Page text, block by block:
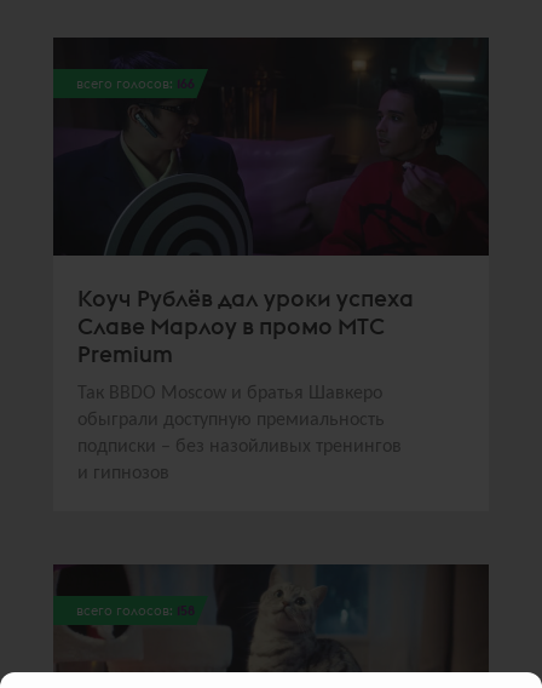
всего голосов: 166
Коуч Рублёв дал уроки успеха
Славе Марлоу в промо МТС
Premium
Так BBDO Moscow и братья Шавкеро
обыграли доступную премиальность
подписки – без назойливых тренингов
и гипнозов
всего голосов: 158